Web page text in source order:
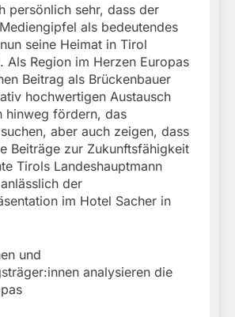
Schwarzarbeit führen zu
rechtskräftiger
Verurteilung wegen
Betrugs
persönlich sehr, dass der
als bedeutendes
seine Heimat in Tirol
Als Region im Herzen Europas
Beitrag als Brückenbauer
hochwertigen Austausch
hinweg fördern, das
aber auch zeigen, dass
Beiträge zur Zukunftsfähigkeit
Tirols Landeshauptmann
der
im Hotel Sacher in
und
analysieren die